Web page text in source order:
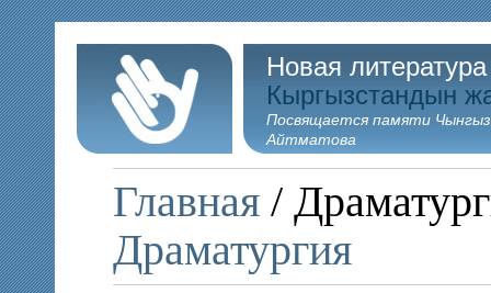
Новая
Кыргызстандын
Посвящается памяти
Айтматова
Главная /
Драматургия